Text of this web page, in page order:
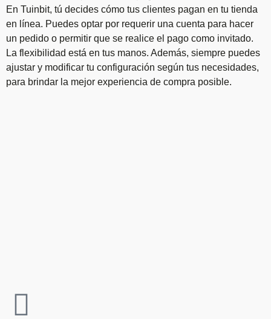
En Tuinbit, tú decides cómo tus clientes pagan en tu tienda
en línea. Puedes optar por requerir una cuenta para hacer
un pedido o permitir que se realice el pago como invitado.
La flexibilidad está en tus manos. Además, siempre puedes
ajustar y modificar tu configuración según tus necesidades,
para brindar la mejor experiencia de compra posible.